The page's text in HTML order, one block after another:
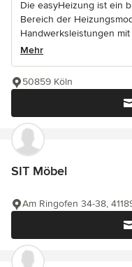
Die easyHeizung ist ein
Bereich der
Handwerksleistungen mit
Mehr
50859 Köln
SIT Möbel
Am Ringofen 34-38,